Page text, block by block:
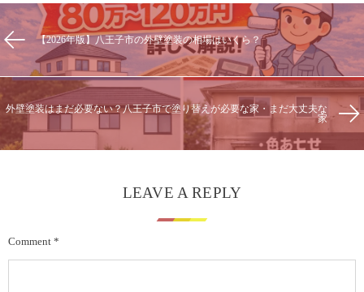
【2026年版】八王子市の外壁塗装の相場はいくら？
外壁塗装はまだ必要ない？八王子市で塗り替えが必要な家・まだ大丈夫な
家
LEAVE A REPLY
Comment *